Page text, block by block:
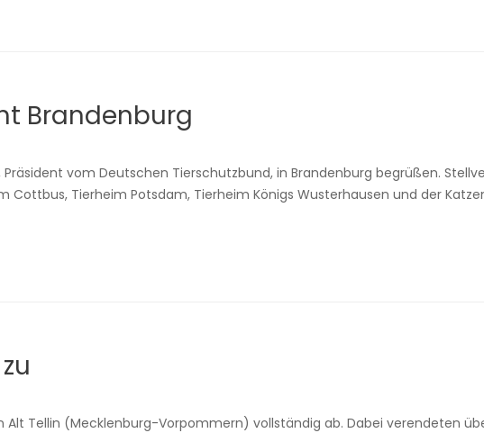
Brandenburg
vom Deutschen Tierschutzbund, in Brandenburg begrüßen.
Cottbus, Tierheim Potsdam, Tierheim Königs Wusterhausen und der
Alt Tellin (Mecklenburg-Vorpommern) vollständig ab. Dabei verendeten